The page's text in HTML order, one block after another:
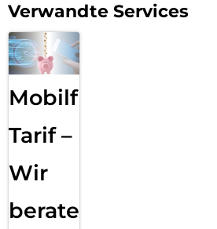
Verwandte Services
Mobilfunk
Tarif –
Wir
beraten